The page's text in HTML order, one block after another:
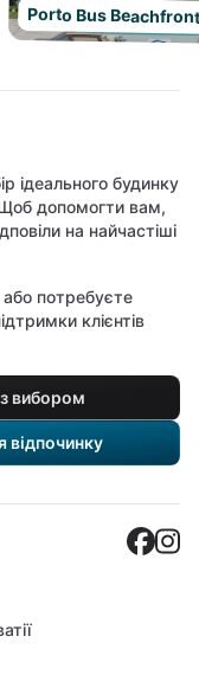
Porto Bus
ідеального будинку
допомогти вам,
на найчастіші
потребуєте
клієнтів
вибором
відпочинку